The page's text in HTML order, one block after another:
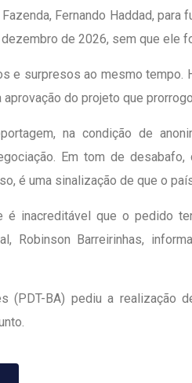
Fernando Haddad, para
de 2026, sem que ele
e surpresos ao mesmo tempo.
do projeto que
na condição de
Em tom de
é uma sinalização de que o
é inacreditável que o pedido
Robinson Barreirinhas,
BA) pediu a realização